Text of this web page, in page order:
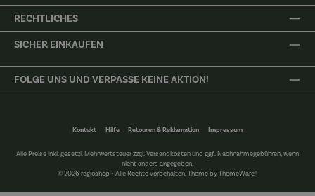
RECHTLICHES
SICHER EINKAUFEN
FOLGE UNS UND VERPASSE KEINE AKTION!
Kontakt Hilfe Retouren & Reklamation Impressum
Alle Preise inkl. gesetzl. Mehrwertsteuer zzgl.Versandkostenund ggf. Nachnahmegebühren, wenn
nicht anders angegeben.
© 2026 regioshop - Alle Rechte vorbehalten. Theme byThemeWare®